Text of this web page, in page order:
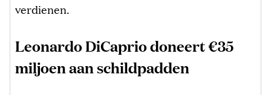
verdienen.
Leonardo DiCaprio doneert €35
miljoen aan schildpadden